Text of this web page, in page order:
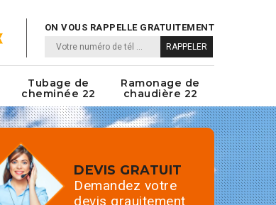
ON VOUS RAPPELLE GRATUITEMENT
Tubage de
cheminée 22
Ramonage de
chaudière 22
DEVIS GRATUIT
Demandez votre
devis grauitement